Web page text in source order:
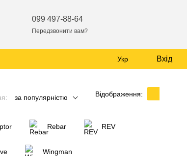
099 497-88-64
Передзвонити вам?
Укр Вхід
за популярністю Відображення:
Rebar REV
Wingman